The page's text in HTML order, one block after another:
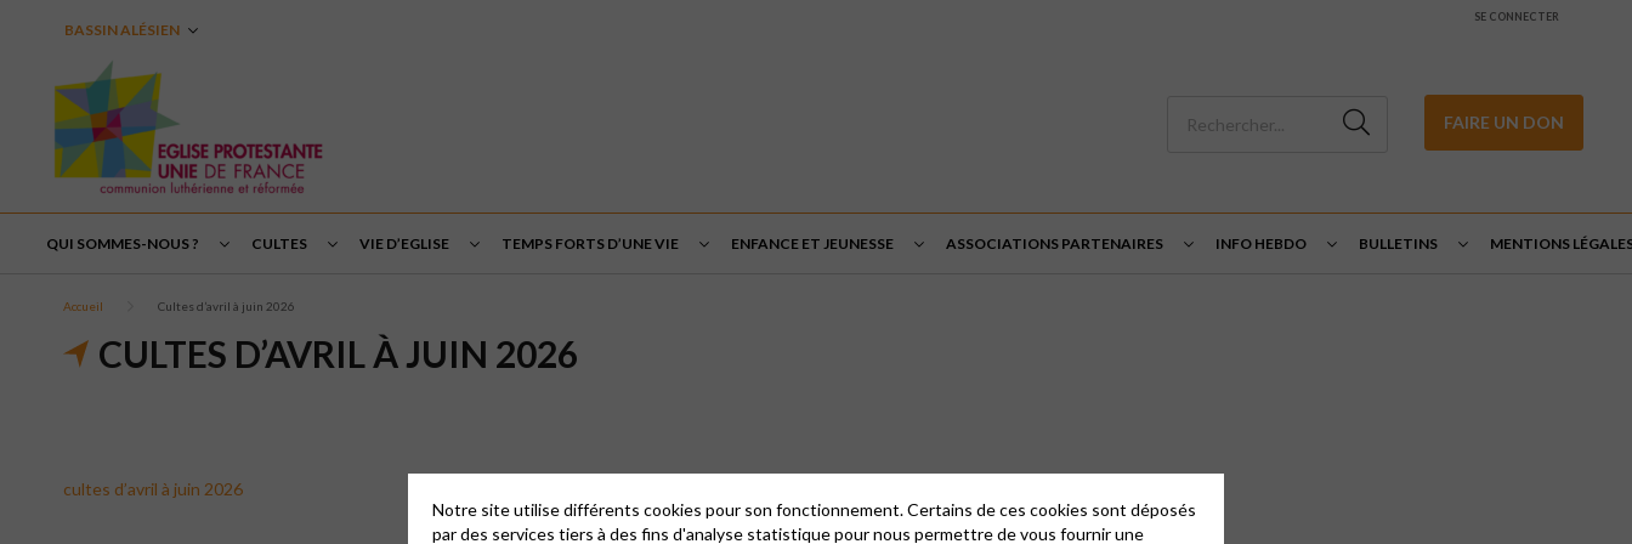
BASSIN ALÉSIEN
SE CONNECTER
FAIRE UN DON
QUI SOMMES-NOUS ? CULTES VIE D’EGLISE TEMPS FORTS D’UNE VIE ENFANCE ET JEUNESSE ASSOCIATIONS PARTENAIRES INFO HEBDO BULLETINS MENTIONS
Accueil Cultes d’avril à juin 2026
CULTES D’AVRIL À JUIN 2026
cultes d’avril à juin 2026
Notre site utilise différents cookies pour son fonctionnement. Certains de ces cookies sont déposés
par des services tiers à des fins d'analyse statistique pour nous permettre de vous fournir une